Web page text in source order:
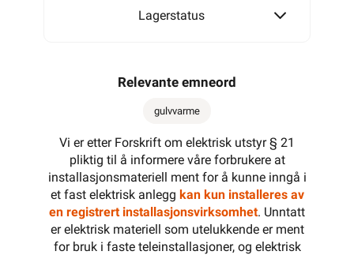
Lagerstatus
Relevante emneord
gulvvarme
Vi er etter Forskrift om elektrisk utstyr § 21
pliktig til å informere våre forbrukere at
installasjonsmateriell ment for å kunne inngå i
et fast elektrisk anlegg kan kun installeres av
en registrert installasjonsvirksomhet. Unntatt
er elektrisk materiell som utelukkende er ment
for bruk i faste teleinstallasjoner, og elektrisk